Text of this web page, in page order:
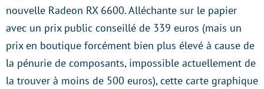
nouvelle Radeon RX 6600. Alléchante sur le papier
avec un prix public conseillé de 339 euros (mais un
prix en boutique forcément bien plus élevé à cause de
la pénurie de composants, impossible actuellement de
la trouver à moins de 500 euros), cette carte graphique